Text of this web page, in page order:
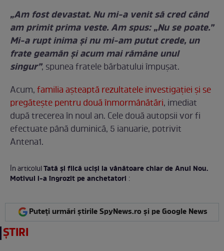
„Am fost devastat. Nu mi-a venit să cred când
am primit prima veste. Am spus: „Nu se poate.”
Mi-a rupt inima și nu mi-am putut crede, un
frate geamăn și acum mai rămâne unul
singur”, spunea fratele bărbatului împușat.
Acum,familia așteaptă rezultatele investigației și se
pregătește pentru două înmormânătări, imediat
după trecerea în noul an. Cele două autopsii vor fi
efectuate până duminică, 5 ianuarie, potrivit
Antena1.
În articolulTată și fiică uciși la vânătoare chiar de Anul Nou.
Motivul i-a îngrozit pe anchetatori :
Puteți urmări știrile SpyNews.ro și pe Google News
ȘTIRI